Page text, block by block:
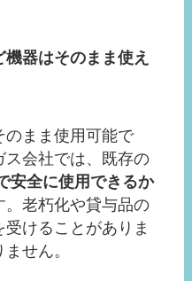
器はそのまま使え
のまま使用可能で
ス会社では、既存の
安全に使用できるか
。老朽化や貸与品の
けることがありま
せん。